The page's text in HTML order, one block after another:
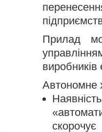
Прилад
Автономне